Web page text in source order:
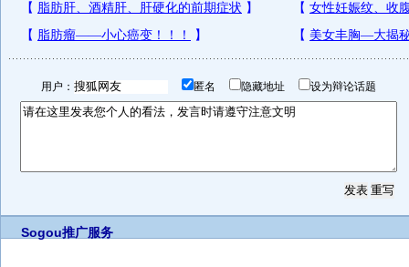
用户： 匿名 隐藏地址 设为辩论话题
Sogou推广服务